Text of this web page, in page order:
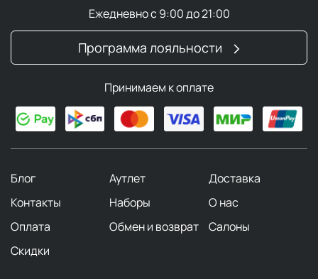
Ежедневно с 9:00 до 21:00
Программа лояльности
Принимаем к оплате
Блог Аутлет
Доставка
Контакты
Наборы
О нас
Оплата
Обмен и возврат
Салоны
Скидки